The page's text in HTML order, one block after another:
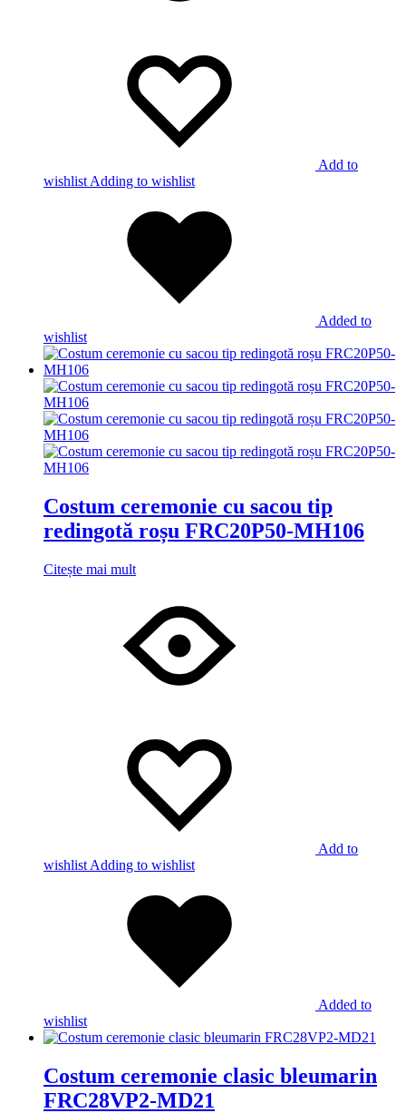
Add to
wishlist Adding to wishlist
Added to
wishlist
Costum ceremonie cu sacou tip
redingotă roșu FRC20P50-MH106
Citește mai mult
Add to
wishlist Adding to wishlist
Added to
wishlist
Costum ceremonie clasic bleumarin
FRC28VP2-MD21